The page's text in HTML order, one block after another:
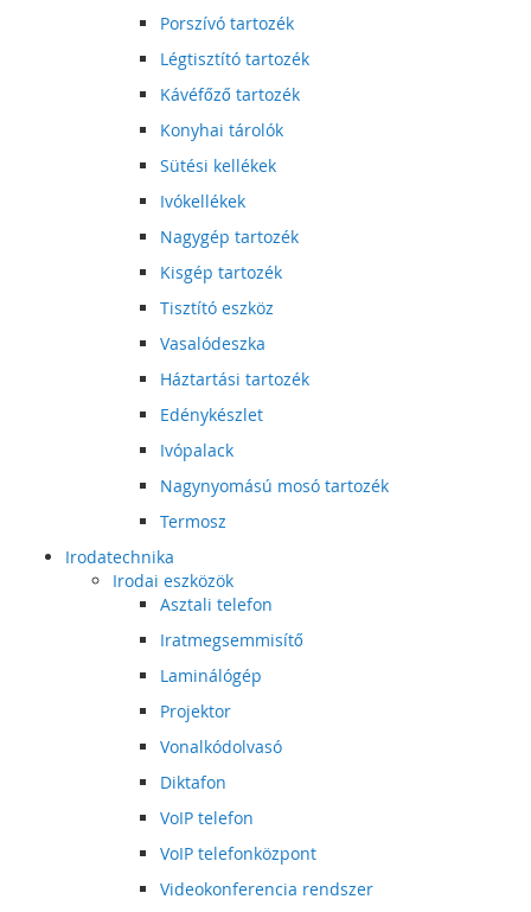
Porszívó tartozék
Légtisztító tartozék
Kávéfőző tartozék
Konyhai tárolók
Sütési kellékek
Ivókellékek
Nagygép tartozék
Kisgép tartozék
Tisztító eszköz
Vasalódeszka
Háztartási tartozék
Edénykészlet
Ivópalack
Nagynyomású mosó tartozék
Termosz
Irodatechnika
Irodai eszközök
Asztali telefon
Iratmegsemmisítő
Laminálógép
Projektor
Vonalkódolvasó
Diktafon
VoIP telefon
VoIP telefonközpont
Videokonferencia rendszer